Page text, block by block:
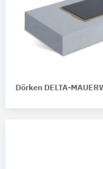
Dörken DELTA-